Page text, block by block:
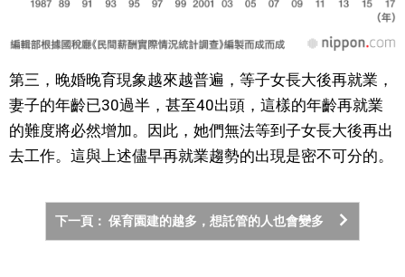
第三，晚婚晚育現象越來越普遍，等子女長大後再就業，
妻子的年齡已30過半，甚至40出頭，這樣的年齡再就業
的難度將必然增加。因此，她們無法等到子女長大後再出
去工作。這與上述儘早再就業趨勢的出現是密不可分的。
下一頁： 保育園建的越多，想託管的人也會變多